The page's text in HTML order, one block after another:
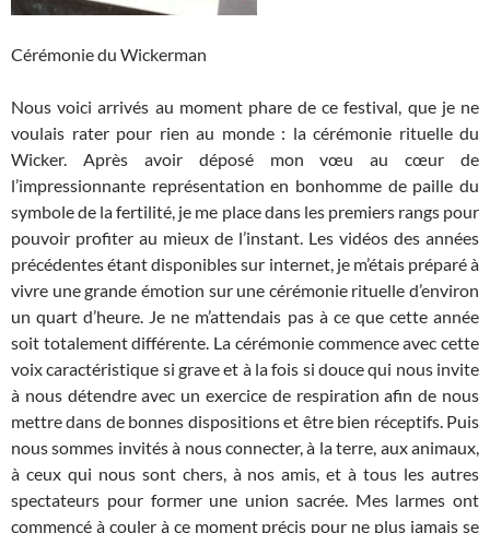
Cérémonie du Wickerman
Nous voici arrivés au moment phare de ce festival, que je ne
voulais rater pour rien au monde : la cérémonie rituelle du
Wicker. Après avoir déposé mon vœu au cœur de
l’impressionnante représentation en bonhomme de paille du
symbole de la fertilité, je me place dans les premiers rangs pour
pouvoir profiter au mieux de l’instant. Les vidéos des années
précédentes étant disponibles sur internet, je m’étais préparé à
vivre une grande émotion sur une cérémonie rituelle d’environ
un quart d’heure. Je ne m’attendais pas à ce que cette année
soit totalement différente. La cérémonie commence avec cette
voix caractéristique si grave et à la fois si douce qui nous invite
à nous détendre avec un exercice de respiration afin de nous
mettre dans de bonnes dispositions et être bien réceptifs. Puis
nous sommes invités à nous connecter, à la terre, aux animaux,
à ceux qui nous sont chers, à nos amis, et à tous les autres
spectateurs pour former une union sacrée. Mes larmes ont
commencé à couler à ce moment précis pour ne plus jamais se